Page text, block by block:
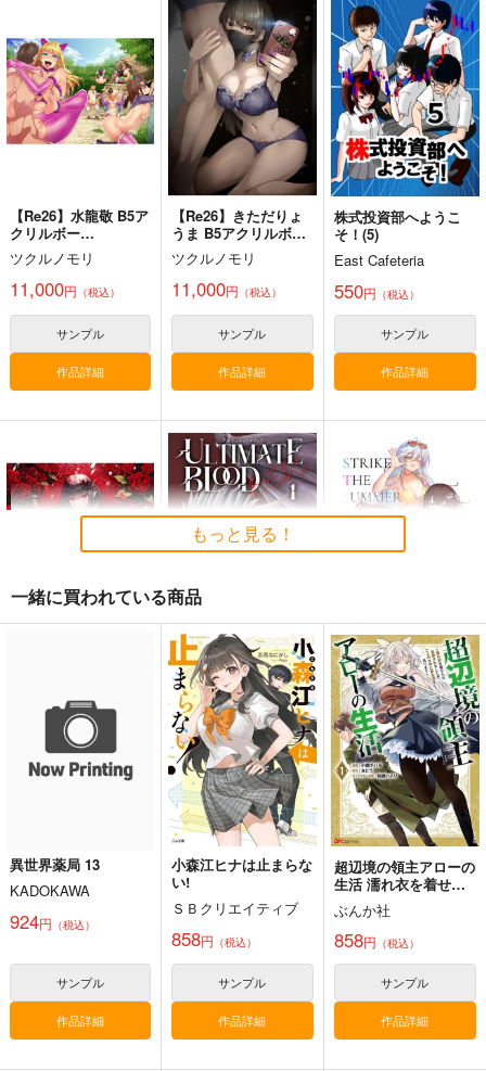
899円（税込）
オリジナル しずく
黒白のアヴェスター 4
神座万象・第十四機
専売 3,144円（税込）
オリジナル
サンプル
カート
Fresh＆Smooth
ロイヤルマウンテン
770円（税込）
オリジナル
青山 澄香
白峰 莉花
メレ・レタナグア
サンプル
カート
コミケ童話の裏話総集
編4
おのでら総本舗
（税込）
サンプル
FETISH ACADEMY
ロイヤルマウンテン
770円（税込）
青山 澄香
白峰 莉花
メレ・レタナグア
サンプル
カート
黒白のアヴェスター 2
神座万象・第十四機
サンプル
カート
神座万象・第十四機
関
専売 2,178円（税込）
ぽに子の食レポごはん
図鑑3
なぐもカレー部
円（税込）
≫【B5アクリルボー
ド】艶娘幻夢譚
T2 ART WORKS
4,400円
【Re26】水龍敬 B5ア
クリルボー
ド RE26MKA-13
ツクルノモリ
11,000円 （税込）
サンプル
作品詳細
【Re26】きただりょ
うま B5アクリルボー
ド RE26KRA-13
ツクルノモリ
11,000円 （税込）
サンプル
作品詳細
株式投資部へようこ
そ！(5)
East Cafeteria
550円 （税込）
サンプル
作品詳細
2,357 円（税込）
ULTIMATE BLOOD R
EM 1巻
まるひ灯匣
2,200円（税込）
サンプル
作品詳細
STRIKE THE SUMME
R
mohumohu
1,100円（税込）
姫柊雪菜
サンプル
作品詳細
もっと見る！
一緒に買われている商品
異世界薬局 13
KADOKAWA
924円 （税込）
サンプル
作品詳細
小森江ヒナは止まらな
い!
ＳＢクリエイティブ
858円 （税込）
サンプル
作品詳細
超辺境の領主アローの
生活 濡れ衣を着せら
れ追放されましたが、
二人の女神と新生活を
送ります 1
ぶんか社
858円 （税込）
サンプル
作品詳細